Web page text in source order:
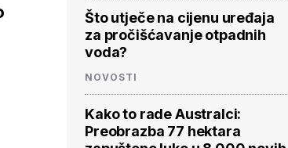
Što utječe na cijenu uređaja
za pročišćavanje otpadnih
voda?
NOVOSTI
Kako to rade Australci:
Preobrazba 77 hektara